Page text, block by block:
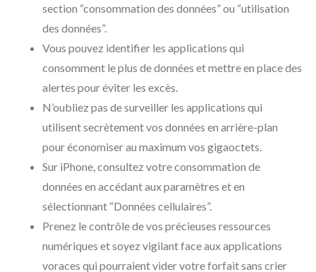
section “consommation des données” ou “utilisation
des données”.
Vous pouvez identifier les applications qui
consomment le plus de données et mettre en place des
alertes pour éviter les excès.
N’oubliez pas de surveiller les applications qui
utilisent secrètement vos données en arrière-plan
pour économiser au maximum vos gigaoctets.
Sur iPhone, consultez votre consommation de
données en accédant aux paramètres et en
sélectionnant “Données cellulaires”.
Prenez le contrôle de vos précieuses ressources
numériques et soyez vigilant face aux applications
voraces qui pourraient vider votre forfait sans crier